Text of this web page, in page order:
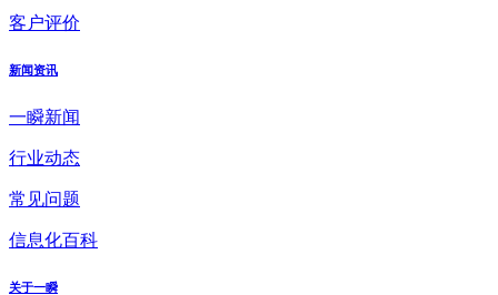
客户评价
新闻资讯
一瞬新闻
行业动态
常见问题
信息化百科
关于一瞬